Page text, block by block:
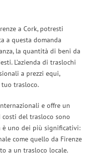
a Cork, potresti
a questa domanda
la quantità di beni da
L’azienda di traslochi
a prezzi equi,
trasloco.
e offre un
costi del trasloco sono
è uno dei più significativi:
come quello da Firenze
a un trasloco locale.